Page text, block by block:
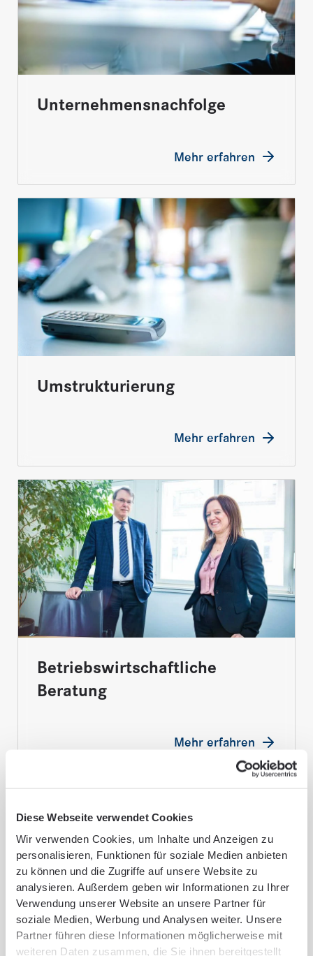
Diese Webseite verwendet Cookies
Wir verwenden Cookies, um Inhalte und Anzeigen zu
personalisieren, Funktionen für soziale Medien anbieten
zu können und die Zugriffe auf unsere Website zu
analysieren. Außerdem geben wir Informationen zu Ihrer
Verwendung unserer Website an unsere Partner für
soziale Medien, Werbung und Analysen weiter. Unsere
Partner führen diese Informationen möglicherweise mit
weiteren Daten zusammen, die Sie ihnen bereitgestellt
Unternehmensnachfolge
Mehr erfahren
Umstrukturierung
Mehr erfahren
Betriebswirtschaftliche
Beratung
Mehr erfahren